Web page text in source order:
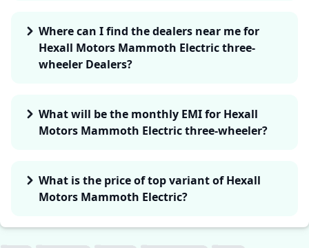
Where can I find the dealers near me for
Hexall Motors Mammoth Electric three-
wheeler Dealers?
What will be the monthly EMI for Hexall
Motors Mammoth Electric three-wheeler?
What is the price of top variant of Hexall
Motors Mammoth Electric?